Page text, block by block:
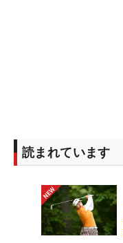
読まれています